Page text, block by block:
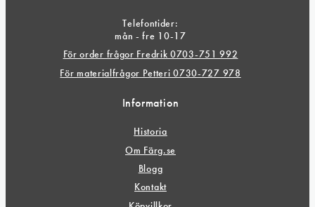
Telefontider:
mån - fre 10-17
För order frågor Fredrik 0703-751 992
För materialfrågor Petteri 0730-727 978
Information
Historia
Om Färg.se
Blogg
Kontakt